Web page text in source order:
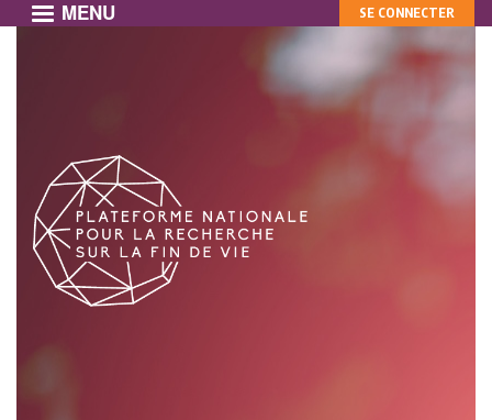
principal
MENU
MON
COMPTE
SE CONNECTER